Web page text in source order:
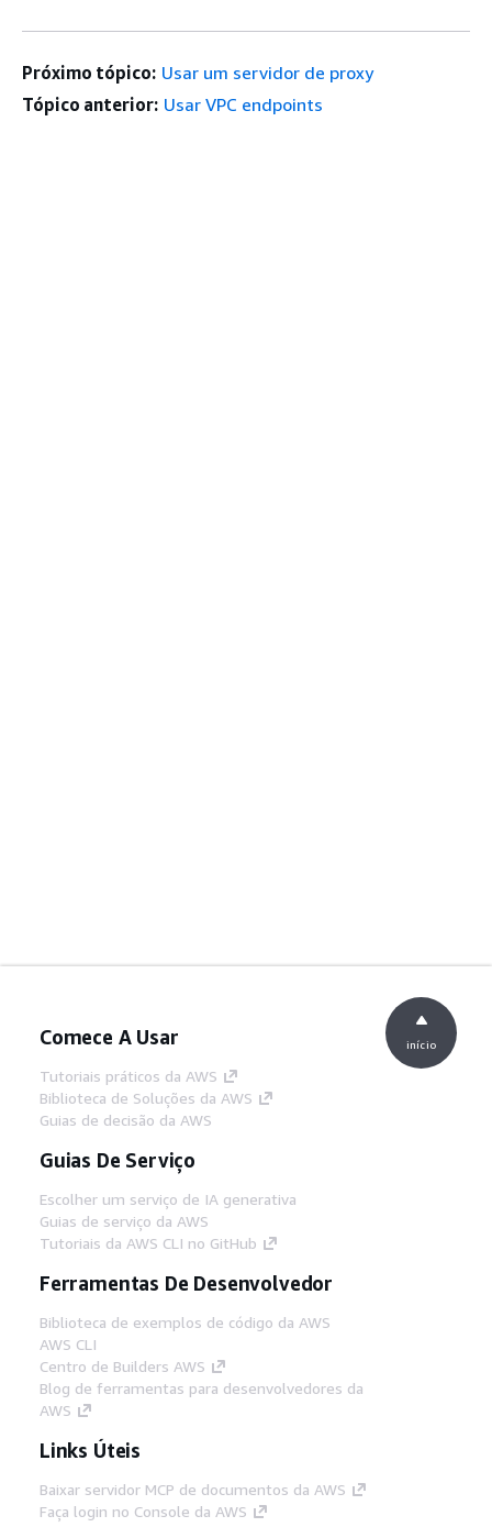
Próximo tópico: Usar um servidor de proxy
Tópico anterior: Usar VPC endpoints
Comece A Usar
Tutoriais práticos da AWS
Biblioteca de Soluções da AWS
Guias de decisão da AWS
Guias De Serviço
Escolher um serviço de IA generativa
Guias de serviço da AWS
Tutoriais da AWS CLI no GitHub
Ferramentas De Desenvolvedor
Biblioteca de exemplos de código da AWS
AWS CLI
Centro de Builders AWS
Blog de ferramentas para desenvolvedores da
AWS
Links Úteis
Baixar servidor MCP de documentos da AWS
Faça login no Console da AWS
início